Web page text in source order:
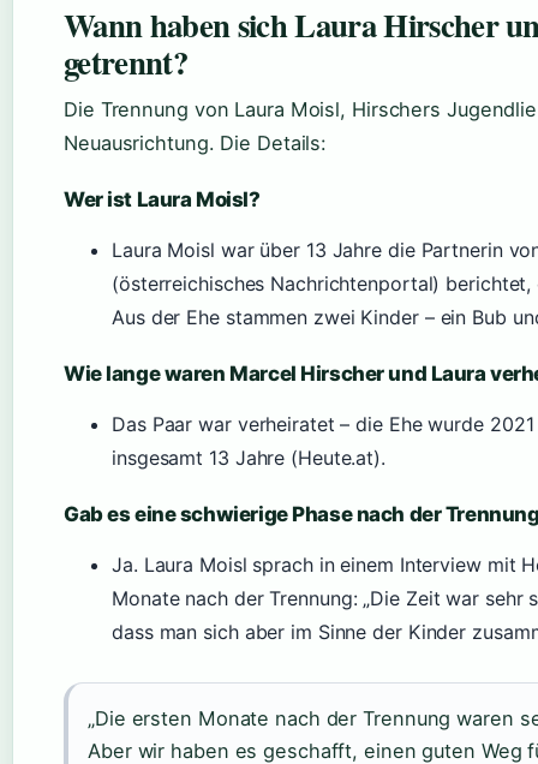
Wann haben sich Laura Hirscher
getrennt?
Die Trennung von Laura Moisl, Hirschers
Neuausrichtung. Die Details:
Wer ist Laura Moisl?
Laura Moisl war über 13 Jahre die Partnerin
(österreichisches Nachrichtenportal)
Aus der Ehe stammen zwei Kinder – ein Bub
Wie lange waren Marcel Hirscher und Laura
Das Paar war verheiratet – die Ehe wurde
insgesamt 13 Jahre (Heute.at).
Gab es eine schwierige Phase nach der
Ja. Laura Moisl sprach in einem Interview mit
Monate nach der Trennung: „Die Zeit war sehr
dass man sich aber im Sinne der Kinder
„Die ersten Monate nach der Trennung waren
Aber wir haben es geschafft, einen guten Weg